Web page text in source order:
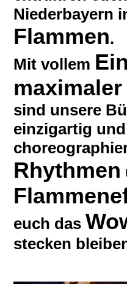
Niederbayern
Flammen.
Mit vollem
sind unsere
einzigartig
Rhythmen
euch das
stecken